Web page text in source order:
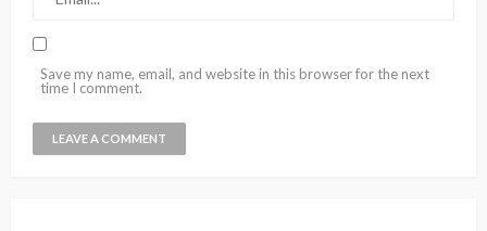
Save my name, email, and website in this browser for the next
time I comment.